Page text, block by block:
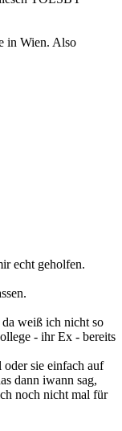
in Wien. Also
echt geholfen.
weiß ich nicht so
- ihr Ex - bereits
sie einfach auf
dann iwann sag,
noch nicht mal für